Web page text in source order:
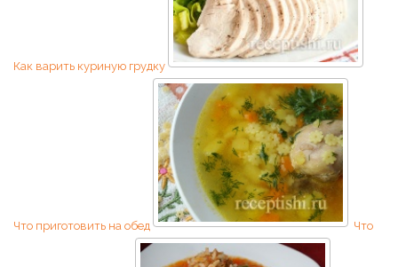
Как варить куриную грудку
Что приготовить на обед Что